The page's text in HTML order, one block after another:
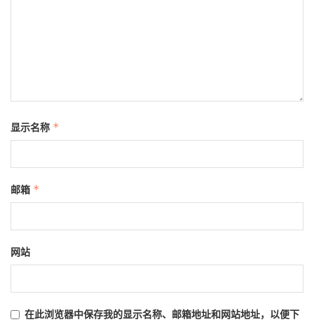
显示名称 *
邮箱 *
网站
在此浏览器中保存我的显示名称、邮箱地址和网站地址，以便下